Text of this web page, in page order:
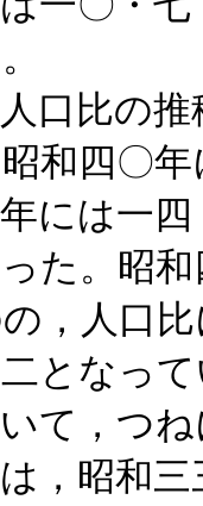
口比の推
和四〇
には一
た。昭
，人口
となっ
て，つ
，昭和三